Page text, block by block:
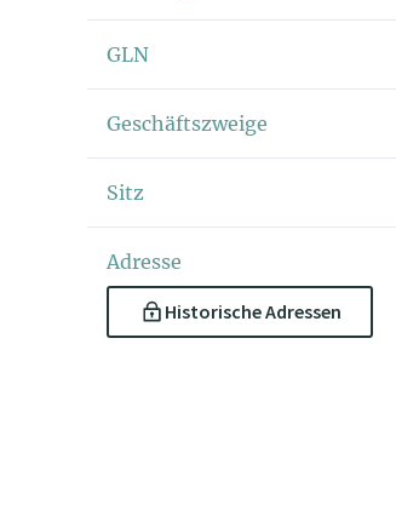
GLN
Geschäftszweige
Sitz
Adresse
Historische Adressen